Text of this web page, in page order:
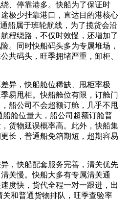
、停靠港多。快船为了保证时
极少挂靠港口，直达目的港核心
船属于班轮航线，为了揽货会沿
程绕路，不仅时效慢，还增加了
。同时快船码头多为专属堆场，
共码头，旺季拥堵严重，卸柜、
，快船舱位稀缺、甩柜率极
易甩柜。快船舱位有限，订舱门
船公司不会超额订舱，几乎不甩
舱位量大，船公司超额订舱普
货物延误概率高。此外，快船集
长，普通船免箱期短，超期容易
快船配套服务完善，清关优先
关慢。快船大多有专属清关通
度快，货代全程一对一跟进，出
和普通货物排队，旺季查验率